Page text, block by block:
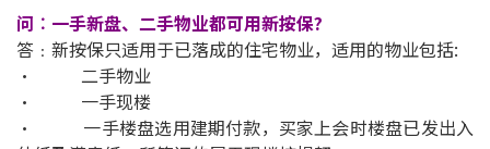
按市新闻
统计数据库
按揭快趣智识
问︰一手新盘、二手物业都可用新按保?
答﹕新按保只适用于已落成的住宅物业，适用的物业包括:
• 二手物业
• 一手现楼
• 一手楼盘选用建期付款，买家上会时楼盘已发出入